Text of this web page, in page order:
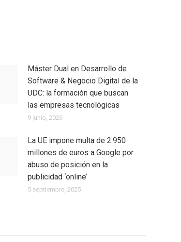
Máster Dual en Desarrollo de
Software & Negocio Digital de la
UDC: la formación que buscan
las empresas tecnológicas
9 junio, 2026
La UE impone multa de 2.950
millones de euros a Google por
abuso de posición en la
publicidad ‘online’
5 septiembre, 2025